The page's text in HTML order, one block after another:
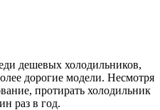
дешевых холодильников,
дорогие модели. Несмотря
протирать холодильник
раз в год.